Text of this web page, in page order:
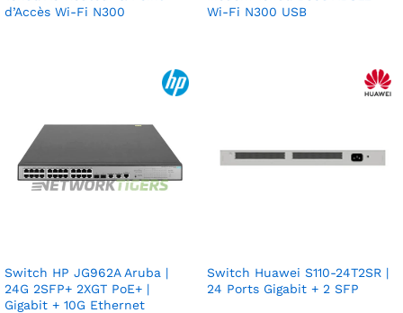
d’Accès Wi-Fi N300
Wi-Fi N300 USB
Switch HP JG962A Aruba |
24G 2SFP+ 2XGT PoE+ |
Gigabit + 10G Ethernet
Switch Huawei S110-24T2SR |
24 Ports Gigabit + 2 SFP